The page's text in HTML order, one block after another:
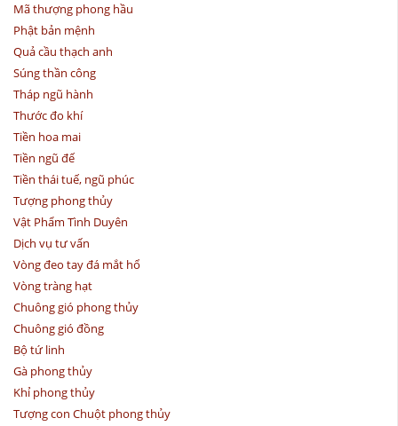
Mã thượng phong hầu
Phật bản mệnh
Quả cầu thạch anh
Súng thần công
Tháp ngũ hành
Thước đo khí
Tiền hoa mai
Tiền ngũ đế
Tiền thái tuế, ngũ phúc
Tượng phong thủy
Vật Phẩm Tình Duyên
Dịch vụ tư vấn
Vòng đeo tay đá mắt hổ
Vòng tràng hạt
Chuông gió phong thủy
Chuông gió đồng
Bộ tứ linh
Gà phong thủy
Khỉ phong thủy
Tượng con Chuột phong thủy